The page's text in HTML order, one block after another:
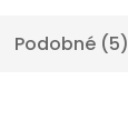
Podobné (5)